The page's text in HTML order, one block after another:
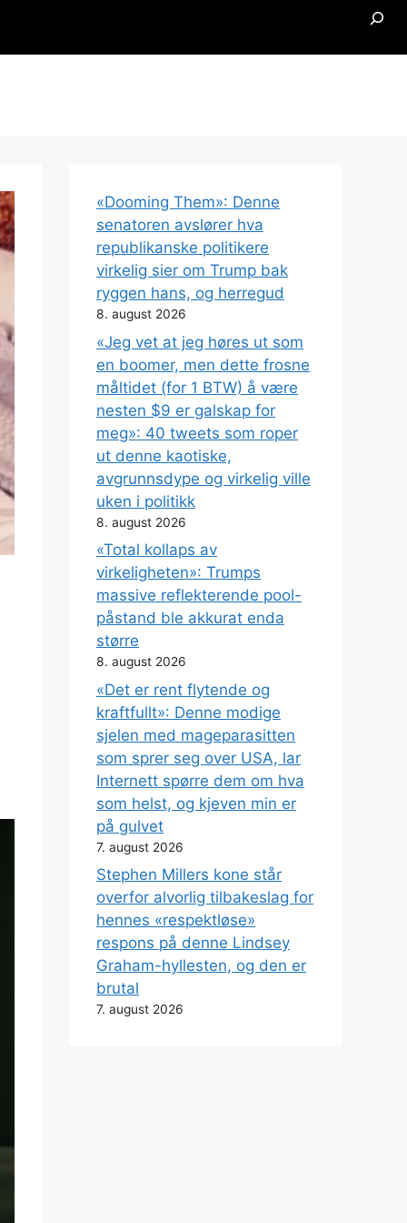
«Dooming Them»: Denne
senatoren avslører hva
republikanske politikere
virkelig sier om Trump bak
ryggen hans, og herregud
8. august 2026
«Jeg vet at jeg høres ut som
en boomer, men dette frosne
måltidet (for 1 BTW) å være
nesten $9 er galskap for
meg»: 40 tweets som roper
ut denne kaotiske,
avgrunnsdype og virkelig ville
uken i politikk
8. august 2026
«Total kollaps av
virkeligheten»: Trumps
massive reflekterende pool-
påstand ble akkurat enda
større
8. august 2026
«Det er rent flytende og
kraftfullt»: Denne modige
sjelen med mageparasitten
som sprer seg over USA, lar
Internett spørre dem om hva
som helst, og kjeven min er
på gulvet
7. august 2026
Stephen Millers kone står
overfor alvorlig tilbakeslag for
hennes «respektløse»
respons på denne Lindsey
Graham-hyllesten, og den er
brutal
7. august 2026